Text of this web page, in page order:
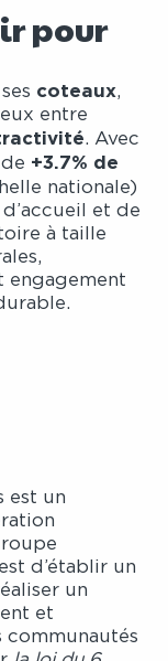
pour
coteaux,
entre
. Avec
+3.7% de
nationale)
et de
à taille
engagement
est un
d’établir un
un
et
communautés